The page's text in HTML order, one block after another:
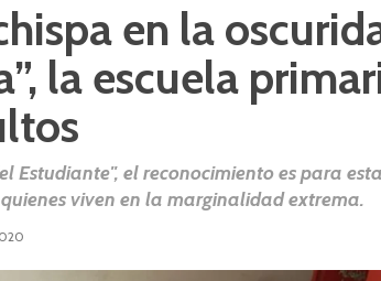
en la
la escuela
Estudiante", el reconocimiento es para
viven en la marginalidad extrema.